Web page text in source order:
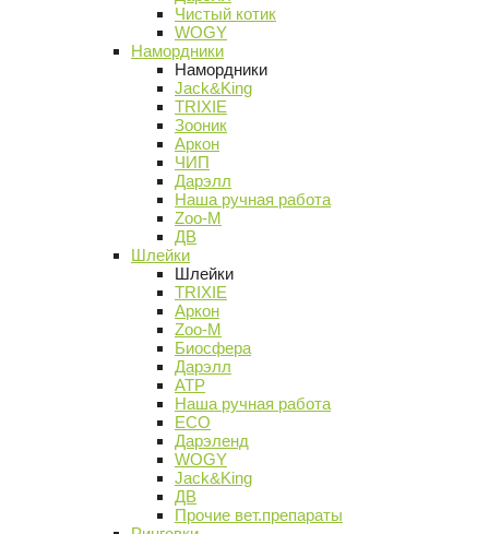
Чистый котик
WOGY
Намордники
Намордники
Jack&King
TRIXIE
Зооник
Аркон
ЧИП
Дарэлл
Наша ручная работа
Zoo-M
ДВ
Шлейки
Шлейки
TRIXIE
Аркон
Zoo-M
Биосфера
Дарэлл
АТР
Наша ручная работа
ECO
Дарэленд
WOGY
Jack&King
ДВ
Прочие вет.препараты